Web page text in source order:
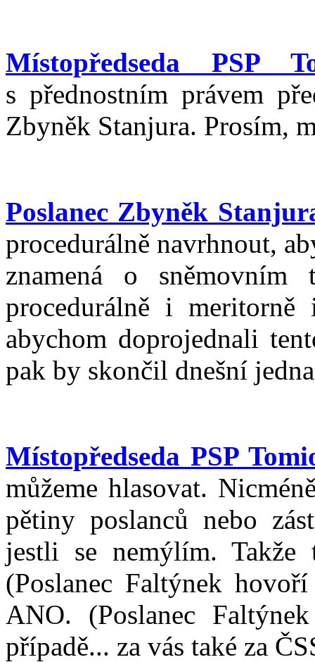
Místopředseda PSP
s přednostním právem
Zbyněk Stanjura. Prosím,
Poslanec Zbyněk
procedurálně navrhnout,
znamená o
procedurálně i
abychom doprojednali
pak by skončil dnešní
Místopředseda PSP
můžeme hlasovat.
pětiny poslanců nebo
jestli se nemýlím.
(Poslanec Faltýnek
ANO. (Poslanec
případě... za vás také za